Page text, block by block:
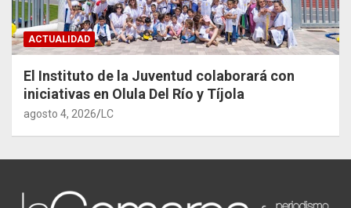
ACTUALIDAD
El Instituto de la Juventud colaborará con
iniciativas en Olula Del Río y Tíjola
agosto 4, 2026 LC